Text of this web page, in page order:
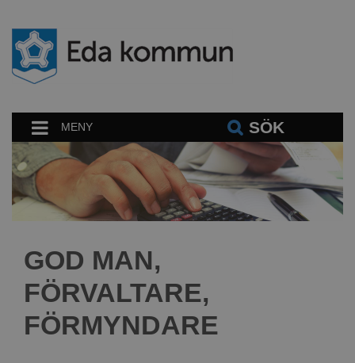
MENY SÖK
GOD MAN,
FÖRVALTARE,
FÖRMYNDARE